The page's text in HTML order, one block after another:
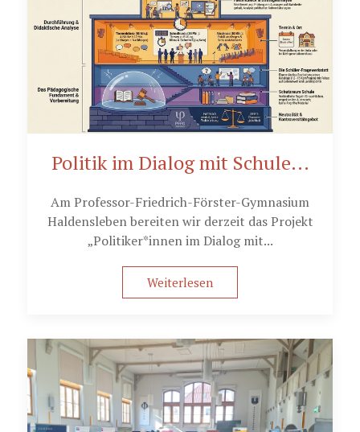
Politik im Dialog mit Schule...
Am Professor-Friedrich-Förster-Gymnasium
Haldensleben bereiten wir derzeit das Projekt
„Politiker*innen im Dialog mit...
Weiterlesen